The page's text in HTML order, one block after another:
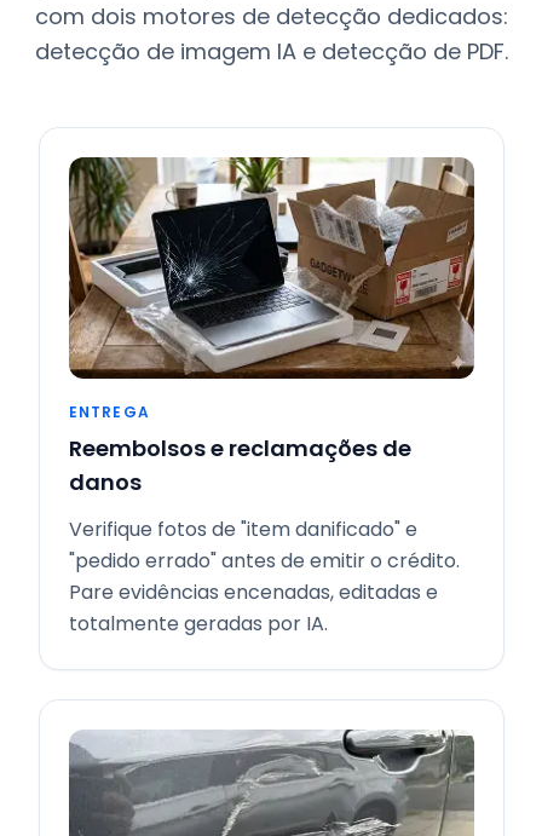
com dois motores de detecção dedicados:
detecção de imagem IA e detecção de PDF.
ENTREGA
Reembolsos e reclamações de
danos
Verifique fotos de "item danificado" e
"pedido errado" antes de emitir o crédito.
Pare evidências encenadas, editadas e
totalmente geradas por IA.